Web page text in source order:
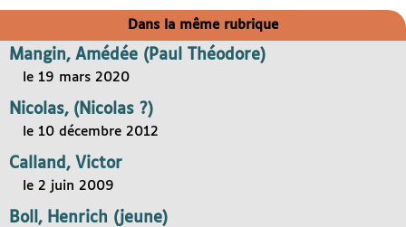
Dans la même rubrique
Mangin, Amédée (Paul Théodore)
le 19 mars 2020
Nicolas, (Nicolas ?)
le 10 décembre 2012
Calland, Victor
le 2 juin 2009
Boll, Henrich (jeune)